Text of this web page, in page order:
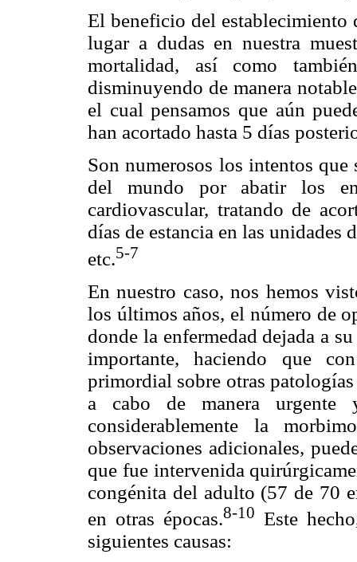
El beneficio del establecimiento
lugar a dudas en nuestra
mortalidad, así como
disminuyendo de manera
el cual pensamos que aún
han acortado hasta 5 días
Son numerosos los intentos
del mundo por abatir los
cardiovascular, tratando de
días de estancia en las unidades
etc.5-7
En nuestro caso, nos hemos
los últimos años, el número de
donde la enfermedad dejada a
importante, haciendo que
primordial sobre otras
a cabo de manera urgente
considerablemente la
observaciones adicionales,
que fue intervenida
congénita del adulto (57 de 70
en otras épocas.8-10 Este
siguientes causas: